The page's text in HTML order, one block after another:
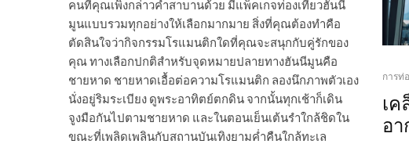
คนที่คุณเพิ่งกล่าวคำสาบานด้วย มีแพ็คเกจท่องเที่ยวฮันนี
มูนแบบรวมทุกอย่างให้เลือกมากมาย สิ่งที่คุณต้องทำคือ
ตัดสินใจว่ากิจกรรมโรแมนติกใดที่คุณจะสนุกกับคู่รักของ
คุณ ทางเลือกปกติสำหรับจุดหมายปลายทางฮันนีมูนคือ
ชายหาด ชายหาดเอื้อต่อความโรแมนติก ลองนึกภาพตัวเอง
นั่งอยู่ริมระเบียง ดูพระอาทิตย์ตกดิน จากนั้นทุกเช้าก็เดิน
จูงมือกันไปตามชายหาด และในตอนเย็นเต้นรำใกล้ชิดใน
ขณะที่เพลิดเพลินกับสถานบันเทิงยามค่ำคืนใกล้ทะเล
การท่
เ
อ